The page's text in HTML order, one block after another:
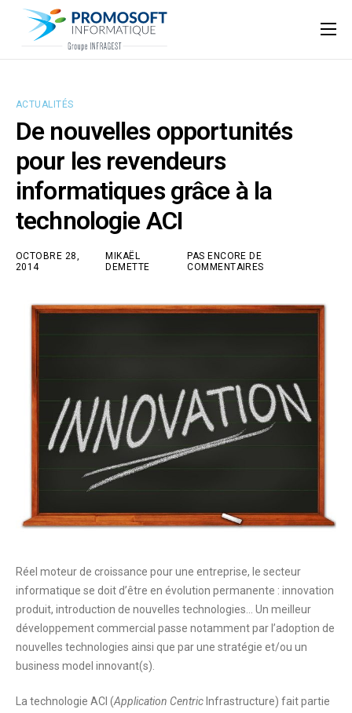
Qui sommes-nous ?
Nos ressources
Support
ACTUALITÉS
De nouvelles opportunités
pour les revendeurs
informatiques grâce à la
technologie ACI
OCTOBRE 28,
2014
MIKAËL
DEMETTE
PAS ENCORE DE
COMMENTAIRES
Réel moteur de croissance pour une entreprise, le secteur
informatique se doit d’être en évolution permanente : innovation
produit, introduction de nouvelles technologies… Un meilleur
développement commercial passe notamment par l’adoption de
nouvelles technologies ainsi que par une stratégie et/ou un
business model innovant(s).
La technologie ACI (Application Centric Infrastructure) fait partie